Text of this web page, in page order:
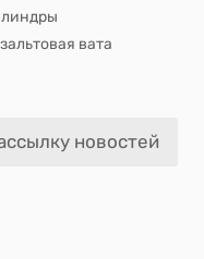
вата
новостей